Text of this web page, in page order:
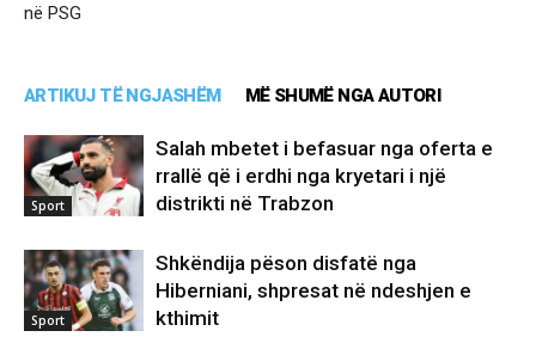
në PSG
ARTIKUJ TË NGJASHËM MË SHUMË NGA AUTORI
Sport
Salah mbetet i befasuar nga oferta e
rrallë që i erdhi nga kryetari i një
distrikti në Trabzon
Sport
Shkëndija pëson disfatë nga
Hiberniani, shpresat në ndeshjen e
kthimit